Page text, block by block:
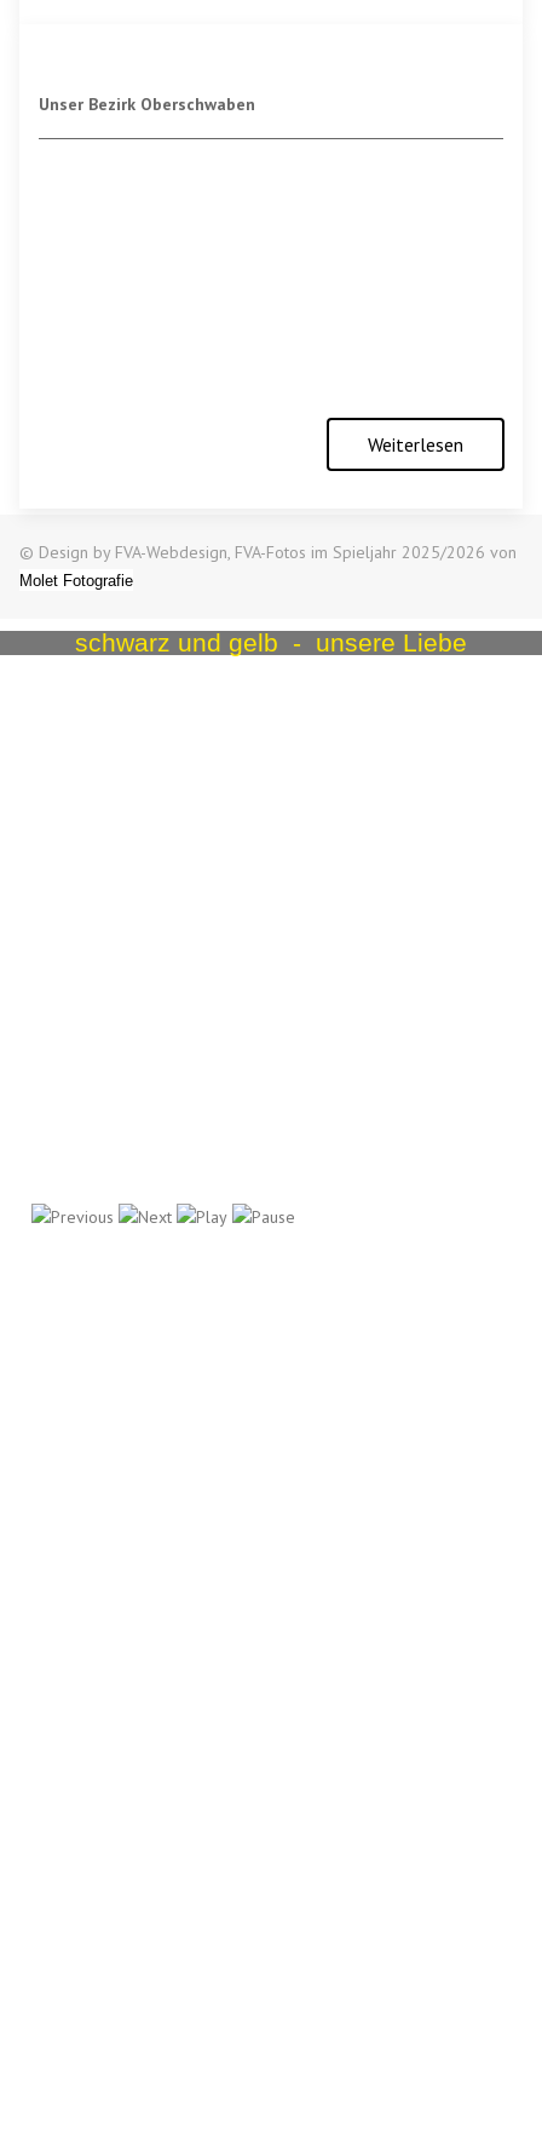
Unser Bezirk Oberschwaben
Weiterlesen
© Design by FVA-Webdesign, FVA-Fotos im Spieljahr 2025/2026 von
Molet Fotografie
schwarz und gelb - unsere Liebe